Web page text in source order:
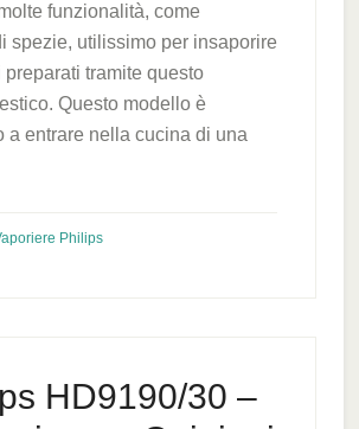
funzionalità, come
spezie, utilissimo per insaporire
tramite questo
Questo modello è
a entrare nella cucina di una
Philips
HD9190/30 –